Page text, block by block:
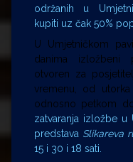
održanih u
kupiti uz čak 50%
U Umjetničkom
danima izložbeni
otvoren za
vremenu, od
odnosno petkom
zatvaranja izložbe
predstava Slikareva
15 i 30 i 18 sati.